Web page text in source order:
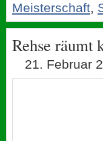
Meisterschaft,
Rehse räumt
21. Februar